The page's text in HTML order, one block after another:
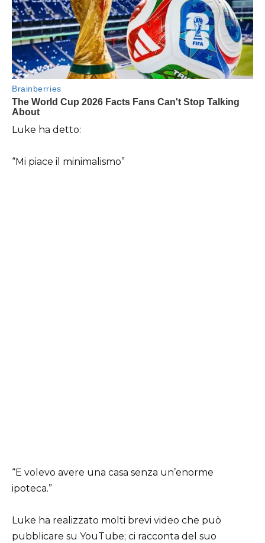
Luke ha detto:
“Mi piace il minimalismo”
“E volevo avere una casa senza un’enorme
ipoteca.”
Luke ha realizzato molti brevi video che può
pubblicare su YouTube; ci racconta del suo